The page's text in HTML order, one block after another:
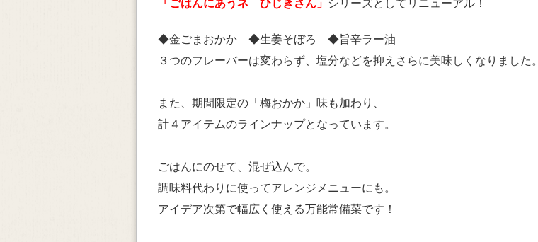
「ごはんにあうネ ひじきさん」 シリーズとしてリニューアル！
◆金ごまおかか ◆生姜そぼろ ◆旨辛ラー油
３つのフレーバーは変わらず、塩分などを抑えさらに美味しくなりました。
また、期間限定の「梅おかか」味も加わり、
計４アイテムのラインナップとなっています。
ごはんにのせて、混ぜ込んで。
調味料代わりに使ってアレンジメニューにも。
アイデア次第で幅広く使える万能常備菜です！